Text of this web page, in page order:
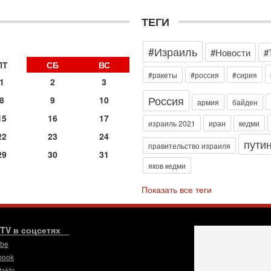
СБ
ВС
1
2
3
8 9
10
16
17
23
24
30 31
ТЕГИ
#Израиль
#Новости
#ракеты #россия #сирия
Россия армия байден
израиль 2021 иран кедми
правительство израиля путин
яков кедми
Показать все теги
в соцсетях